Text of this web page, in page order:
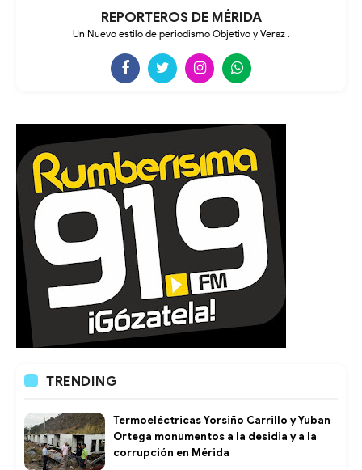
REPORTEROS DE MÉRIDA
Un Nuevo estilo de periodismo Objetivo y Veraz .
TRENDING
Termoeléctricas Yorsiño Carrillo y Yuban
Ortega monumentos a la desidia y a la
corrupción en Mérida